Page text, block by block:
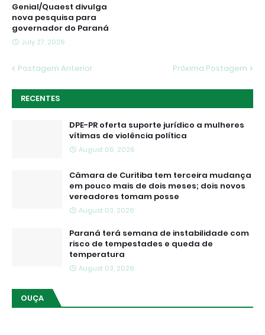
Genial/Quaest divulga
nova pesquisa para
governador do Paraná
July 27, 2026
Postagem Anterior Próxima Postagem
RECENTES
DPE-PR oferta suporte jurídico a mulheres
vítimas de violência política
August 06, 2026
Câmara de Curitiba tem terceira mudança
em pouco mais de dois meses; dois novos
vereadores tomam posse
August 03, 2026
Paraná terá semana de instabilidade com
risco de tempestades e queda de
temperatura
August 03, 2026
OUÇA